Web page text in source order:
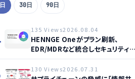
30日 90日
135 Views2026.08.04
HENNGE Oneがプラン刷新、
EDR/MDRなど統合しセキュリティ
強化へ
130 Views2026.07.31